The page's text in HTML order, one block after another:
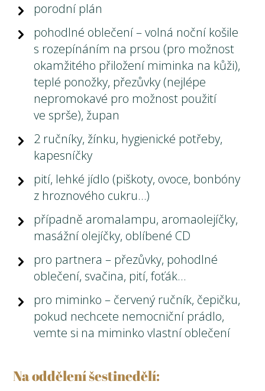
porodní plán
pohodlné oblečení – volná noční košile
s rozepínáním na prsou (pro možnost
okamžitého přiložení miminka na kůži),
teplé ponožky, přezůvky (nejlépe
nepromokavé pro možnost použití
ve sprše), župan
2 ručníky, žínku, hygienické potřeby,
kapesníčky
pití, lehké jídlo (piškoty, ovoce, bonbóny
z hroznového cukru…)
případně aromalampu, aromaolejíčky,
masážní olejíčky, oblíbené CD
pro partnera – přezůvky, pohodlné
oblečení, svačina, pití, foťák…
pro miminko – červený ručník, čepičku,
pokud nechcete nemocniční prádlo,
vemte si na miminko vlastní oblečení
Na oddělení šestinedělí: